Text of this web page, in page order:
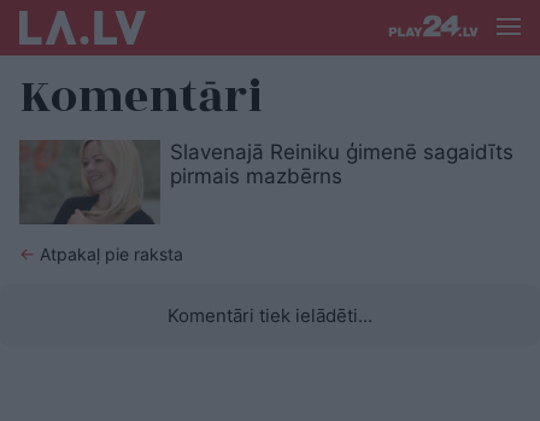
Komentāri
Slavenajā Reiniku ģimenē sagaidīts
pirmais mazbērns
← Atpakaļ pie raksta
Komentāri tiek ielādēti...